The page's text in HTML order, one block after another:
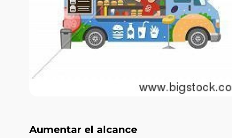
Aumentar el alcance